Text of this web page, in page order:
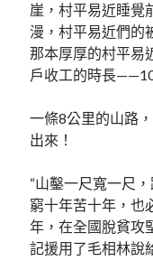
崖，村平易近睡覺
漫，村平易近們的
那本厚厚的村平易
戶收工的時長
一條8公里的山路
出來！
“山鑿一尺寬一尺
窮十年苦十年，也
年，在全國脫貧攻
記援用了毛相林說